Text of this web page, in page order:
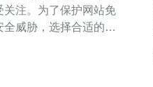
注。为了保护网站免
威胁，选择合适的虚
的网站安全提供双重